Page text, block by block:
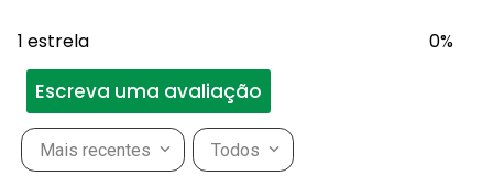
1 estrela 0%
Escreva uma avaliação
Mais recentes Todos